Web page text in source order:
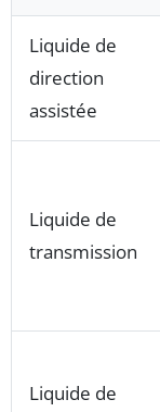
Liquide de
direction
assistée
Liquide de
transmission
Liquide de